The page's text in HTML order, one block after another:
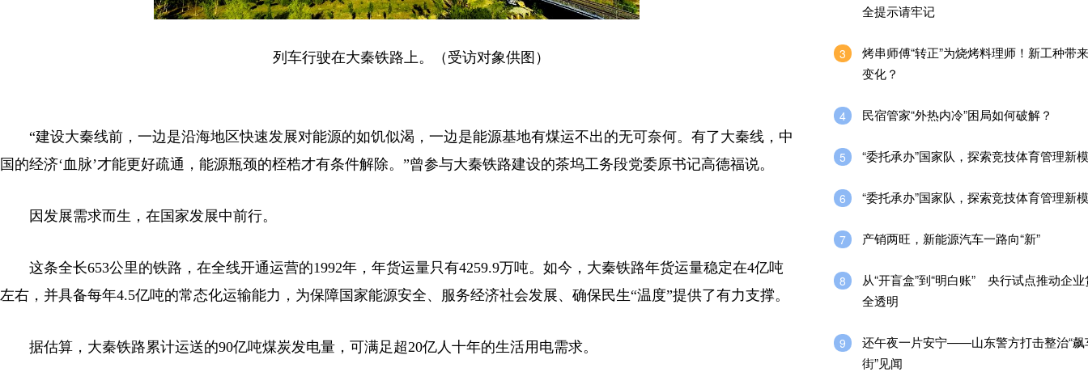
列车行驶在大秦铁路上。（受访对象供图）
“建设大秦线前，一边是沿海地区快速发展对能源的如饥似渴，一边是能源基地有煤运不出的无可奈何。有了大秦线，中
国的经济‘血脉’才能更好疏通，能源瓶颈的桎梏才有条件解除。”曾参与大秦铁路建设的茶坞工务段党委原书记高德福说。
因发展需求而生，在国家发展中前行。
这条全长653公里的铁路，在全线开通运营的1992年，年货运量只有4259.9万吨。如今，大秦铁路年货运量稳定在4亿吨
左右，并具备每年4.5亿吨的常态化运输能力，为保障国家能源安全、服务经济社会发展、确保民生“温度”提供了有力支撑。
据估算，大秦铁路累计运送的90亿吨煤炭发电量，可满足超20亿人十年的生活用电需求。
全提示请牢记
3
烤串师傅“转正”为烧烤料理师！新工种带
变化？
4 民宿管家“外热内冷”困局如何破解？
5 “委托承办”国家队，探索竞技体育管理新
6 “委托承办”国家队，探索竞技体育管理新
7 产销两旺，新能源汽车一路向“新”
8
从“开盲盒”到“明白账” 央行试点推动企
全透明
9
还午夜一片安宁——山东警方打击整治“飙
街”见闻